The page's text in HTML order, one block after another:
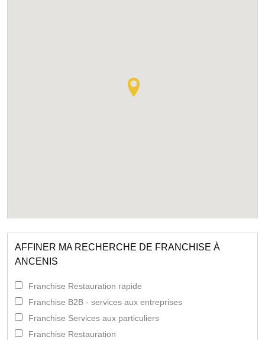
AFFINER MA RECHERCHE DE FRANCHISE À
ANCENIS
Franchise Restauration rapide
Franchise B2B - services aux entreprises
Franchise Services aux particuliers
Franchise Restauration